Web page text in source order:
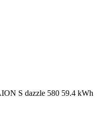
S dazzle 580 59.4 kWh